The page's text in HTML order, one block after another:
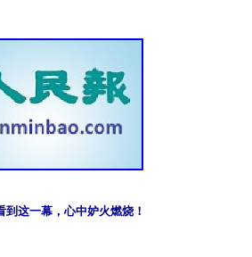
到这一幕，心中妒火燃烧！